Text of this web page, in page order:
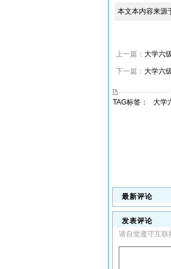
本文本内容来源
上一篇： 大学六
下一篇： 大学六
TAG标签： 大学
最新评论
发表评论
请自觉遵守互联